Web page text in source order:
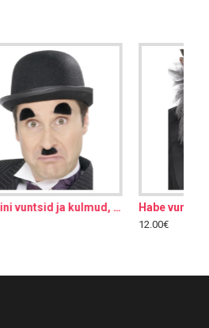
Habe vuntsidega, pikk, must